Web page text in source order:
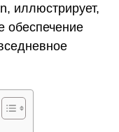
иллюстрирует,
обеспечение